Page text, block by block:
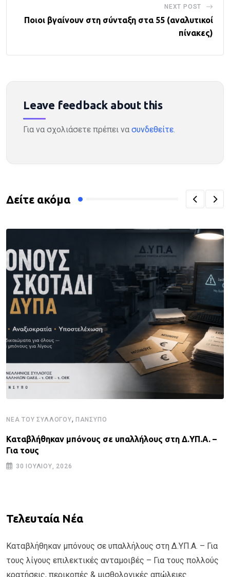
NEXT POST
Ποιοι βγαίνουν στη σύνταξη στα 55 (αναλυτικοί
πίνακες)
Leave feedback about this
Για να σχολιάσετε πρέπει να συνδεθείτε.
Δείτε ακόμα
ΝΈΑ ΤΟΥ ΣΥΛΛΌΓΟΥ, ΠΑΝΣΥΠΟ
Καταβλήθηκαν μπόνους σε υπαλλήλους στη Δ.ΥΠ.Α. –
Για τους
30 ΙΟΥΛΊΟΥ, 2026
Τελευταία Νέα
Καταβλήθηκαν μπόνους σε υπαλλήλους στη Δ.ΥΠ.Α. – Για
τους λίγους επιλεκτικές ανταμοιβές – Για τους πολλούς
κρατήσεις, περικοπές & μισθολογικές απώλειες